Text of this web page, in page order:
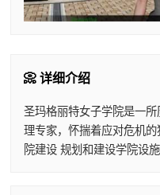
📀 详细介绍
圣玛格丽特女子学院是一
理专家，怀揣着应对危机
院建设 规划和建设学院设